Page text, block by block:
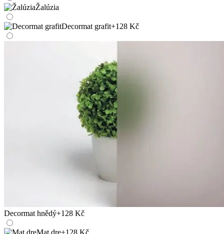
Žalúzia
Decormat grafit+128 Kč
Decormat hnědý+128 Kč
Mat dre+128 Kč